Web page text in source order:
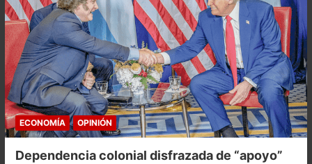
ECONOMÍA OPINIÓN
Dependencia colonial disfrazada de “apoyo”